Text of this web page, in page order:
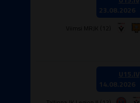
Viimsi MRJK (12)
23.08.2026
U15.IV
14.08.2026